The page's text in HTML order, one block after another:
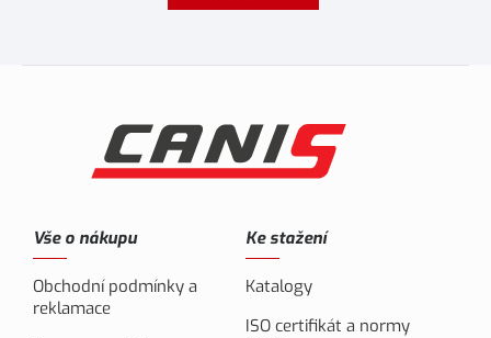
Vše o nákupu
Obchodní podmínky a
reklamace
Ke stažení
Katalogy
ISO certifikát a normy